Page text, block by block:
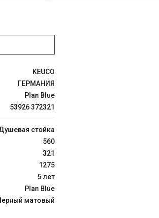
KEUCO
ГЕРМАНИЯ
Plan Blue
53926 372321
стойка
560
321
1275
5 лет
Plan Blue
матовый